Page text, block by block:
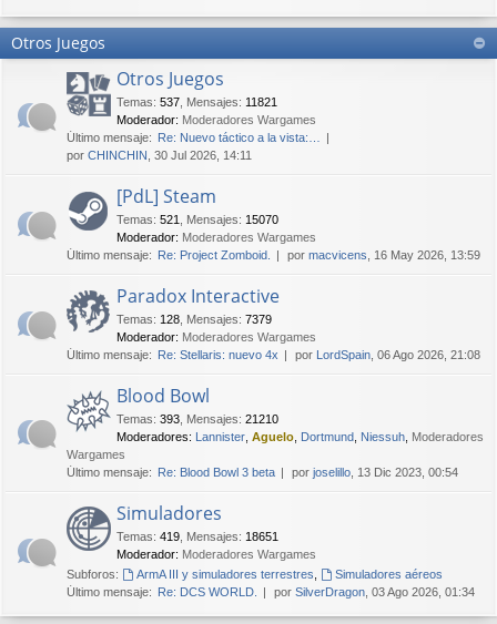
Otros Juegos
Otros Juegos
Temas: 537 Mensajes: 11821
Moderador: Moderadores Wargames
Último mensaje: Re: Nuevo táctico a la vista:…
por CHINCHIN , 30 Jul 2026, 14:11
[PdL] Steam
Temas: 521 Mensajes: 15070
Moderador: Moderadores Wargames
Último mensaje: Re: Project Zomboid. por macvicens , 16 May 2026, 13:59
Paradox Interactive
Temas: 128 Mensajes: 7379
Moderador: Moderadores Wargames
Último mensaje: Re: Stellaris: nuevo 4x por LordSpain , 06 Ago 2026, 21:08
Blood Bowl
Temas: 393 Mensajes: 21210
Moderadores: Lannister Aguelo Dortmund Niessuh Moderadores
Wargames
Último mensaje: Re: Blood Bowl 3 beta por joselillo , 13 Dic 2023, 00:54
Simuladores
Temas: 419 Mensajes: 18651
Moderador: Moderadores Wargames
Subforos:
ArmA III y simuladores terrestres
Simuladores aéreos
Último mensaje: Re: DCS WORLD. por SilverDragon , 03 Ago 2026, 01:34